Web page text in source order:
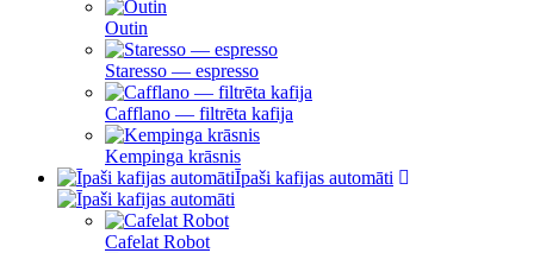
Ireland
Italy
Lichtenstein
Lithuania
Luxembourg
Malta
Outin
Staresso — espresso
Cafflano — filtrēta kafija
Kempinga krāsnis
Īpaši kafijas automāti
Cafelat Robot